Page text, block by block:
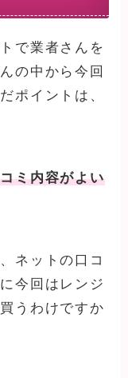
で業者さんを
の中から今回
ポイントは、
ミ内容がよい
ネットの口コ
今回はレンジ
うわけですか